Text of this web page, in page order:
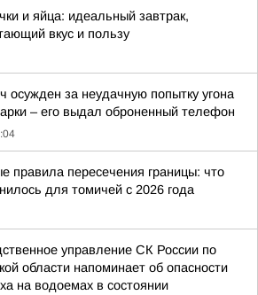
и яйца: идеальный завтрак,
вкус и пользу
осужден за неудачную попытку угона
– его выдал оброненный телефон
правила пересечения границы: что
для томичей с 2026 года
управление СК России по
области напоминает об опасности
на водоемах в состоянии